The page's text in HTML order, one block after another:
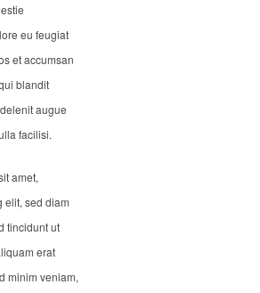
eu feugiat
et accumsan
blandit
augue
facilisi.
amet,
elit, sed diam
tincidunt ut
erat
minim veniam,